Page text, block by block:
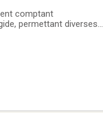
comptant
permettant diverses